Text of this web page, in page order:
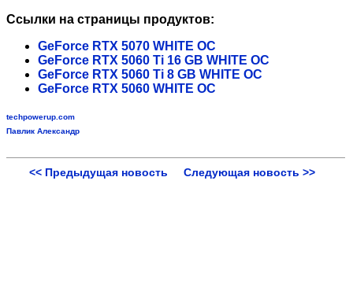
Ссылки на страницы продуктов:
GeForce RTX 5070 WHITE OC
GeForce RTX 5060 Ti 16 GB WHITE OC
GeForce RTX 5060 Ti 8 GB WHITE OC
GeForce RTX 5060 WHITE OC
techpowerup.com
Павлик Александр
<< Предыдущая новость Следующая новость >>